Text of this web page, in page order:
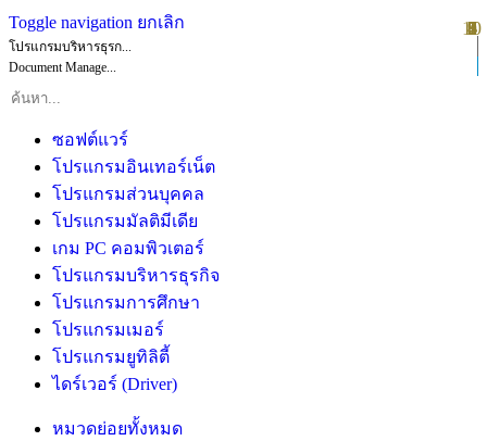
Toggle navigation ยกเลิก
โปรแกรมบริหารธุรก...
Document Manage...
ซอฟต์แวร์
โปรแกรมอินเทอร์เน็ต
โปรแกรมส่วนบุคคล
โปรแกรมมัลติมีเดีย
เกม PC คอมพิวเตอร์
โปรแกรมบริหารธุรกิจ
โปรแกรมการศึกษา
โปรแกรมเมอร์
โปรแกรมยูทิลิตี้
ไดร์เวอร์ (Driver)
หมวดย่อยทั้งหมด
1
2
3
4
5
6
7
8
9
10